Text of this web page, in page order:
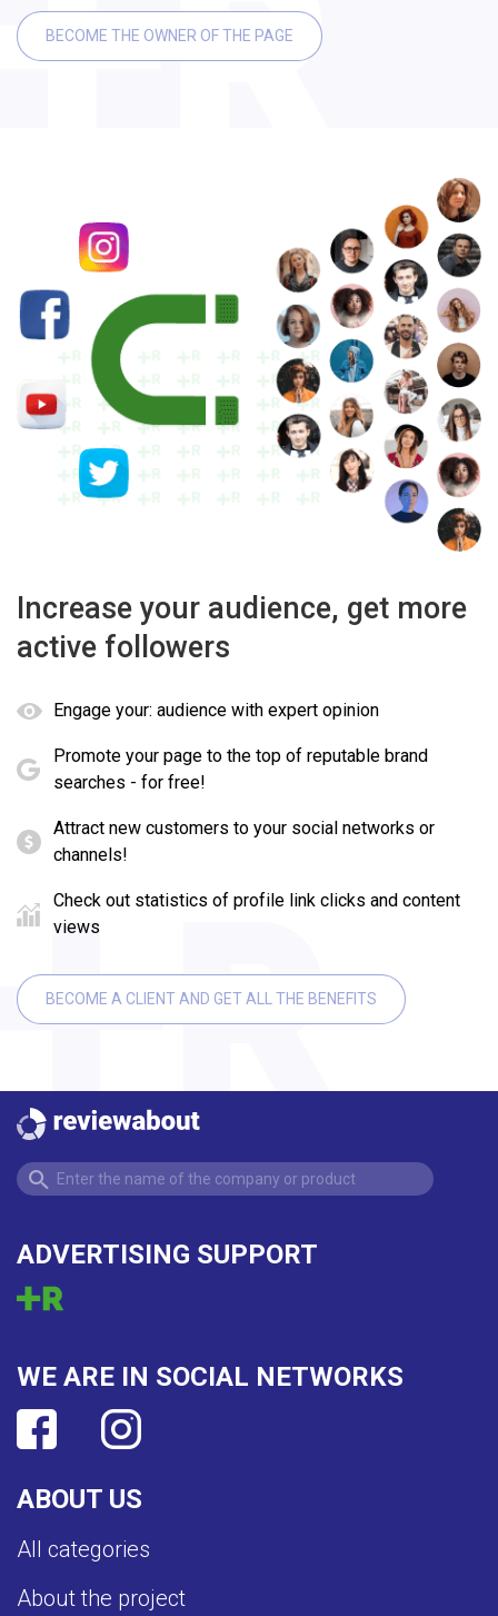
BECOME THE OWNER OF THE PAGE
Increase your audience, get more
active followers
Engage your: audience with expert opinion
Promote your page to the top of reputable brand
searches - for free!
Attract new customers to your social networks or
channels!
Check out statistics of profile link clicks and content
views
BECOME A CLIENT AND GET ALL THE BENEFITS
ABOUT US
All categories
About the project
ADVERTISING SUPPORT
WE ARE IN SOCIAL NETWORKS